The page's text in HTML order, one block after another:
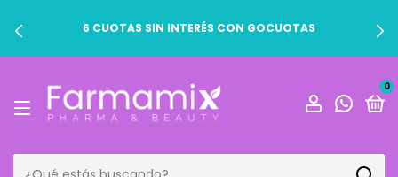
6 CUOTAS SIN INTERÉS CON GOCUOTAS
0